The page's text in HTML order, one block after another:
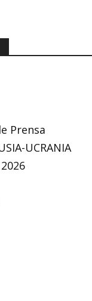
Prensa
UCRANIA